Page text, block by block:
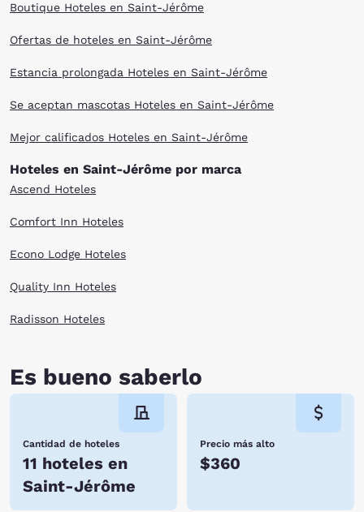
Boutique Hoteles en Saint-Jérôme
Ofertas de hoteles en Saint-Jérôme
Estancia prolongada Hoteles en Saint-Jérôme
Se aceptan mascotas Hoteles en Saint-Jérôme
Mejor calificados Hoteles en Saint-Jérôme
Hoteles en Saint-Jérôme por marca
Ascend Hoteles
Comfort Inn Hoteles
Econo Lodge Hoteles
Quality Inn Hoteles
Radisson Hoteles
Es bueno saberlo
Cantidad de hoteles
11 hoteles en
Saint-Jérôme
Precio más alto
$360